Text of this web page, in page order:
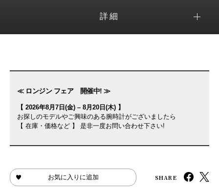
詳細
≪ ロンジン フェア 開催中! ≫
【 2026年8月7日(金) – 8月20日(木) 】
お探しのモデルやご興味のある腕時計がございましたら
【 在庫・価格など 】 是非一度お問い合わせ下さい!
お気に入りに追加 SHARE